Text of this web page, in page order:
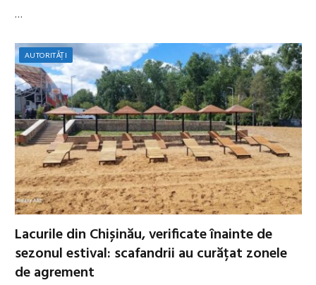
…
AUTORITĂȚI
Lacurile din Chișinău, verificate înainte de
sezonul estival: scafandrii au curățat zonele
de agrement